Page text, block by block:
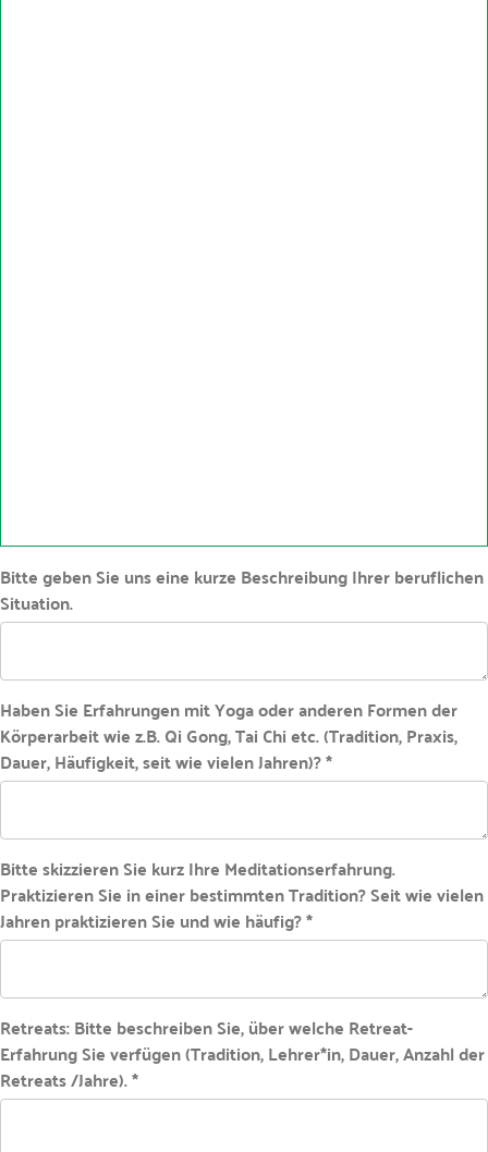
Bitte geben Sie uns eine kurze Beschreibung Ihrer beruflichen
Situation.
Haben Sie Erfahrungen mit Yoga oder anderen Formen der
Körperarbeit wie z.B. Qi Gong, Tai Chi etc. (Tradition, Praxis,
Dauer, Häufigkeit, seit wie vielen Jahren)? *
Bitte skizzieren Sie kurz Ihre Meditationserfahrung.
Praktizieren Sie in einer bestimmten Tradition? Seit wie vielen
Jahren praktizieren Sie und wie häufig? *
Retreats: Bitte beschreiben Sie, über welche Retreat-
Erfahrung Sie verfügen (Tradition, Lehrer*in, Dauer, Anzahl der
Retreats /Jahre). *